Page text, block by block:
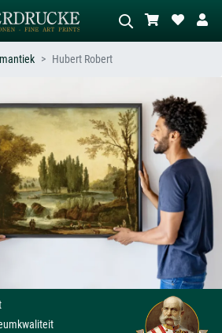
– bijv.
Beschrijf de scène – bijv. groene
weide, abstract met veel rood, donker
olieverfschilderij, staand naakt naast
een boom.
Hubert Robert